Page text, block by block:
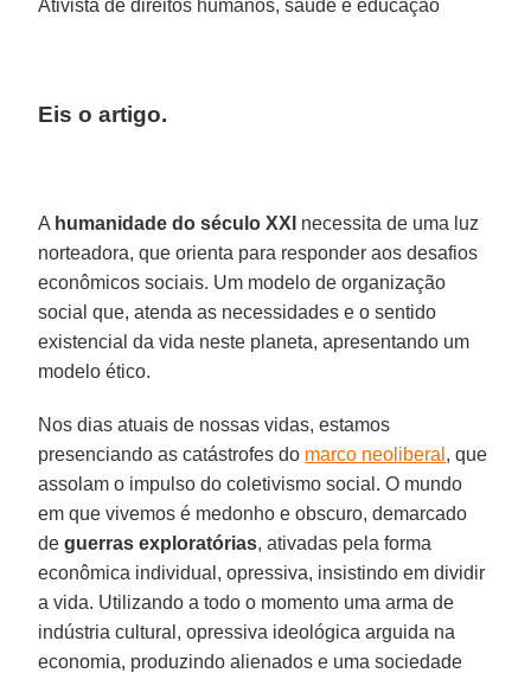
Ativista de direitos humanos, saúde e educação
Eis o artigo.
A humanidade do século XXI necessita de uma luz
norteadora, que orienta para responder aos desafios
econômicos sociais. Um modelo de organização
social que, atenda as necessidades e o sentido
existencial da vida neste planeta, apresentando um
modelo ético.
Nos dias atuais de nossas vidas, estamos
presenciando as catástrofes do marco neoliberal , que
assolam o impulso do coletivismo social. O mundo
em que vivemos é medonho e obscuro, demarcado
deguerras exploratórias, ativadas pela forma
econômica individual, opressiva, insistindo em dividir
a vida. Utilizando a todo o momento uma arma de
indústria cultural, opressiva ideológica arguida na
economia, produzindo alienados e uma sociedade